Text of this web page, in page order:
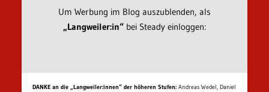
Um Werbung im Blog auszublenden, als
„Langweiler:in“bei Steady einloggen:
DANKE an die „Langweiler:innen“ der höheren Stufen: Andreas Wedel, Daniel